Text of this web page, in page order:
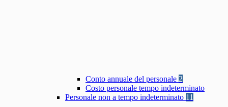
Conto annuale del personale 2
Costo personale tempo indeterminato
Personale non a tempo indeterminato 11